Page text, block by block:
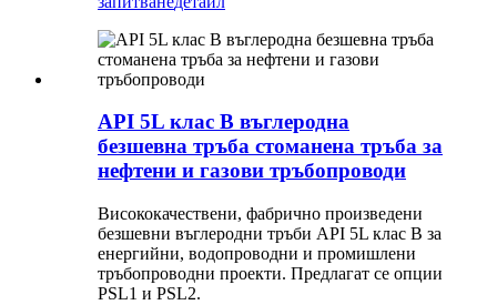
API 5L клас B въглеродна
безшевна тръба стоманена тръба за
нефтени и газови тръбопроводи
Висококачествени, фабрично произведени
безшевни въглеродни тръби API 5L клас B за
енергийни, водопроводни и промишлени
тръбопроводни проекти. Предлагат се опции
PSL1 и PSL2.